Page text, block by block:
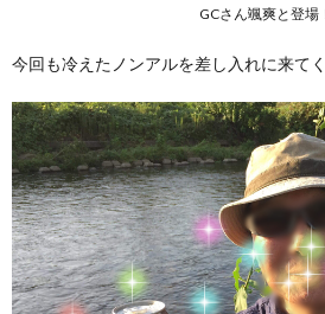
GCさん颯爽と登場
今回も冷えたノンアルを差し入れに来てく